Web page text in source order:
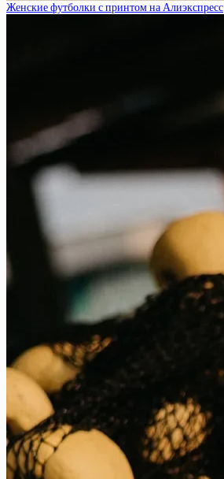
Женские футболки с принтом на Алиэкспресс